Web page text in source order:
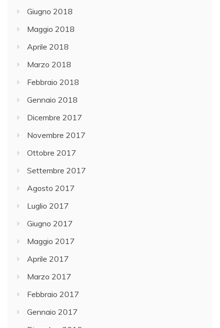
Giugno 2018
Maggio 2018
Aprile 2018
Marzo 2018
Febbraio 2018
Gennaio 2018
Dicembre 2017
Novembre 2017
Ottobre 2017
Settembre 2017
Agosto 2017
Luglio 2017
Giugno 2017
Maggio 2017
Aprile 2017
Marzo 2017
Febbraio 2017
Gennaio 2017